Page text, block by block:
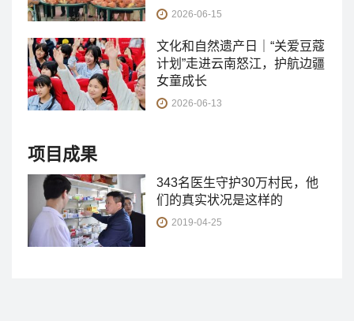
2026-06-15
文化和自然遗产日｜“关爱豆蔻
计划”走进云南怒江，护航边疆
女童成长
2026-06-13
项目成果
343名医生守护30万村民，他
们的真实状况是这样的
2019-04-25